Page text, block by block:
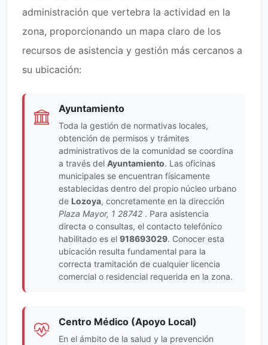
administración que vertebra la actividad en la
zona, proporcionando un mapa claro de los
recursos de asistencia y gestión más cercanos a
su ubicación:
Ayuntamiento
Toda la gestión de normativas locales,
obtención de permisos y trámites
administrativos de la comunidad se coordina
a través del Ayuntamiento. Las oficinas
municipales se encuentran físicamente
establecidas dentro del propio núcleo urbano
de Lozoya, concretamente en la dirección
Plaza Mayor, 1 28742 . Para asistencia
directa o consultas, el contacto telefónico
habilitado es el 918693029. Conocer esta
ubicación resulta fundamental para la
correcta tramitación de cualquier licencia
comercial o residencial requerida en la zona.
Centro Médico (Apoyo Local)
En el ámbito de la salud y la prevención